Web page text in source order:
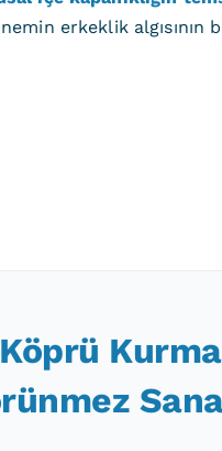
erkeklik algısının